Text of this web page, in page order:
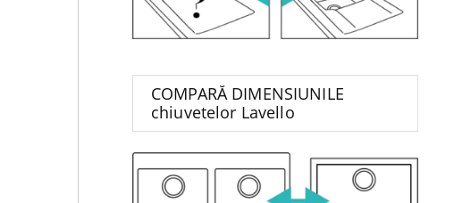
COMPARĂ DIMENSIUNILE
chiuvetelor Lavello